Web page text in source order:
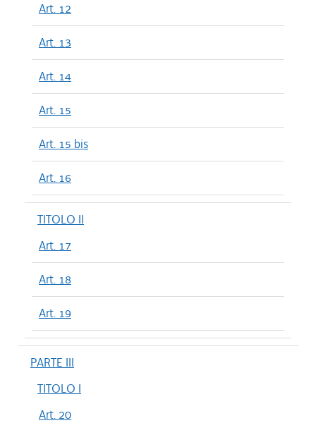
Art. 12
Art. 13
Art. 14
Art. 15
Art. 15 bis
Art. 16
TITOLO II
Art. 17
Art. 18
Art. 19
PARTE III
TITOLO I
Art. 20